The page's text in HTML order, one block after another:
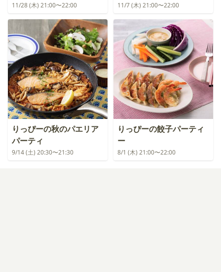
11/28 (木) 21:00〜22:00 11/7 (木) 21:00〜22:00
りっぴーの秋のパエリア
パーティ
9/14 (土) 20:30〜21:30
りっぴーの餃子パーティ
ー
8/1 (木) 21:00〜22:00